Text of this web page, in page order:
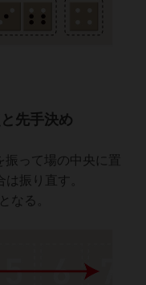
先手決め
振って場の中央に置
振り直す。
なる。